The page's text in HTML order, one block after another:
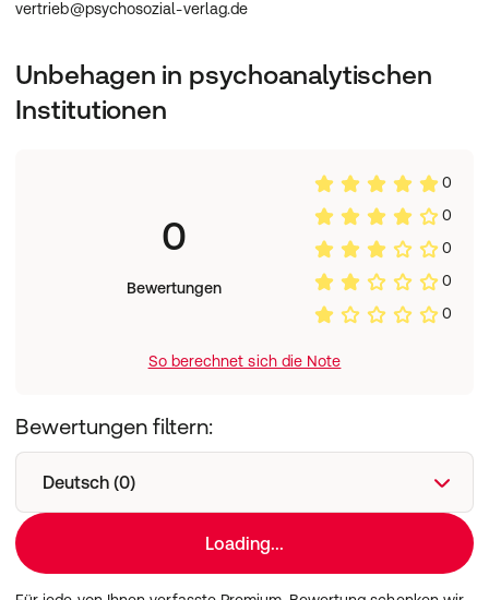
vertrieb@psychosozial-verlag.de
Unbehagen in psychoanalytischen
Institutionen
0
Bewertungen
0
0
0
0
0
So berechnet sich die Note
Bewertungen filtern:
Deutsch (0)
Loading...